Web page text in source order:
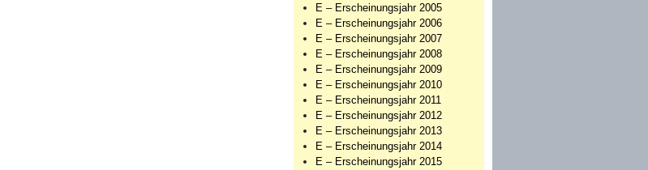
E – Erscheinungsjahr 2005
E – Erscheinungsjahr 2006
E – Erscheinungsjahr 2007
E – Erscheinungsjahr 2008
E – Erscheinungsjahr 2009
E – Erscheinungsjahr 2010
E – Erscheinungsjahr 2011
E – Erscheinungsjahr 2012
E – Erscheinungsjahr 2013
E – Erscheinungsjahr 2014
E – Erscheinungsjahr 2015